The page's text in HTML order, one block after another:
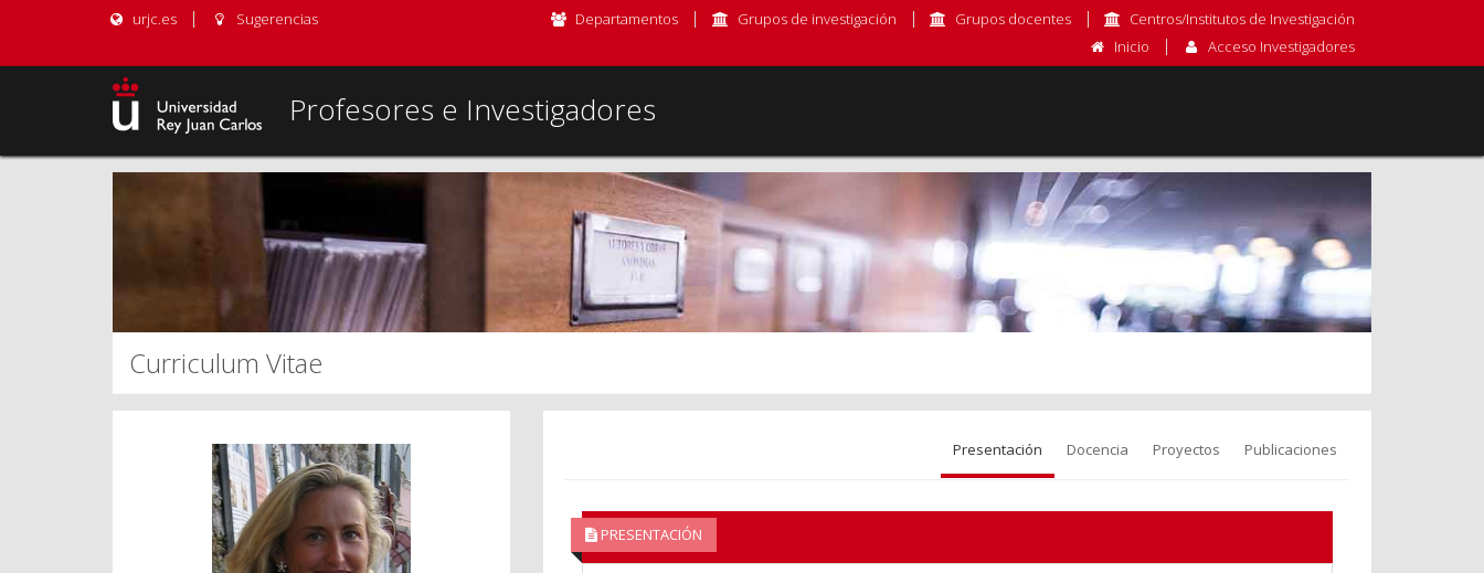
urjc.es Sugerencias Departamentos Grupos de investigación Grupos docentes
Centros/Institutos de Investigación
Inicio
Acceso Investigadores
Profesores e Investigadores
Curriculum Vitae
Presentación Docencia Proyectos Publicaciones
PRESENTACIÓN